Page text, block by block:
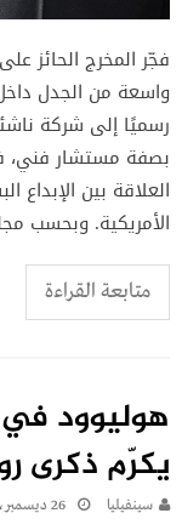
فجّر المخرج الحائز
واسعة من الجدل
رسميًا إلى شركة
بصفة مستشار فني،
العلاقة بين الإبداع
الأمريكية. وبحسب
متابعة القراءة
هوليوود
يكرّم ذكرى
سينفيليا 26 ديسمبر، 2025